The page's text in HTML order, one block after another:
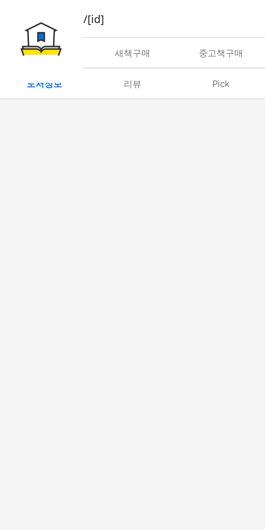
book/rent/[id]
대여 새책구매 중고책구매
도서정보 리뷰 Pick